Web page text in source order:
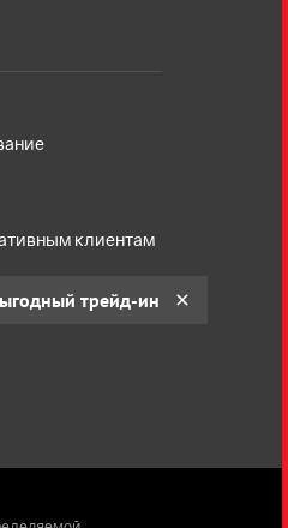
клиентам
трейд-ин